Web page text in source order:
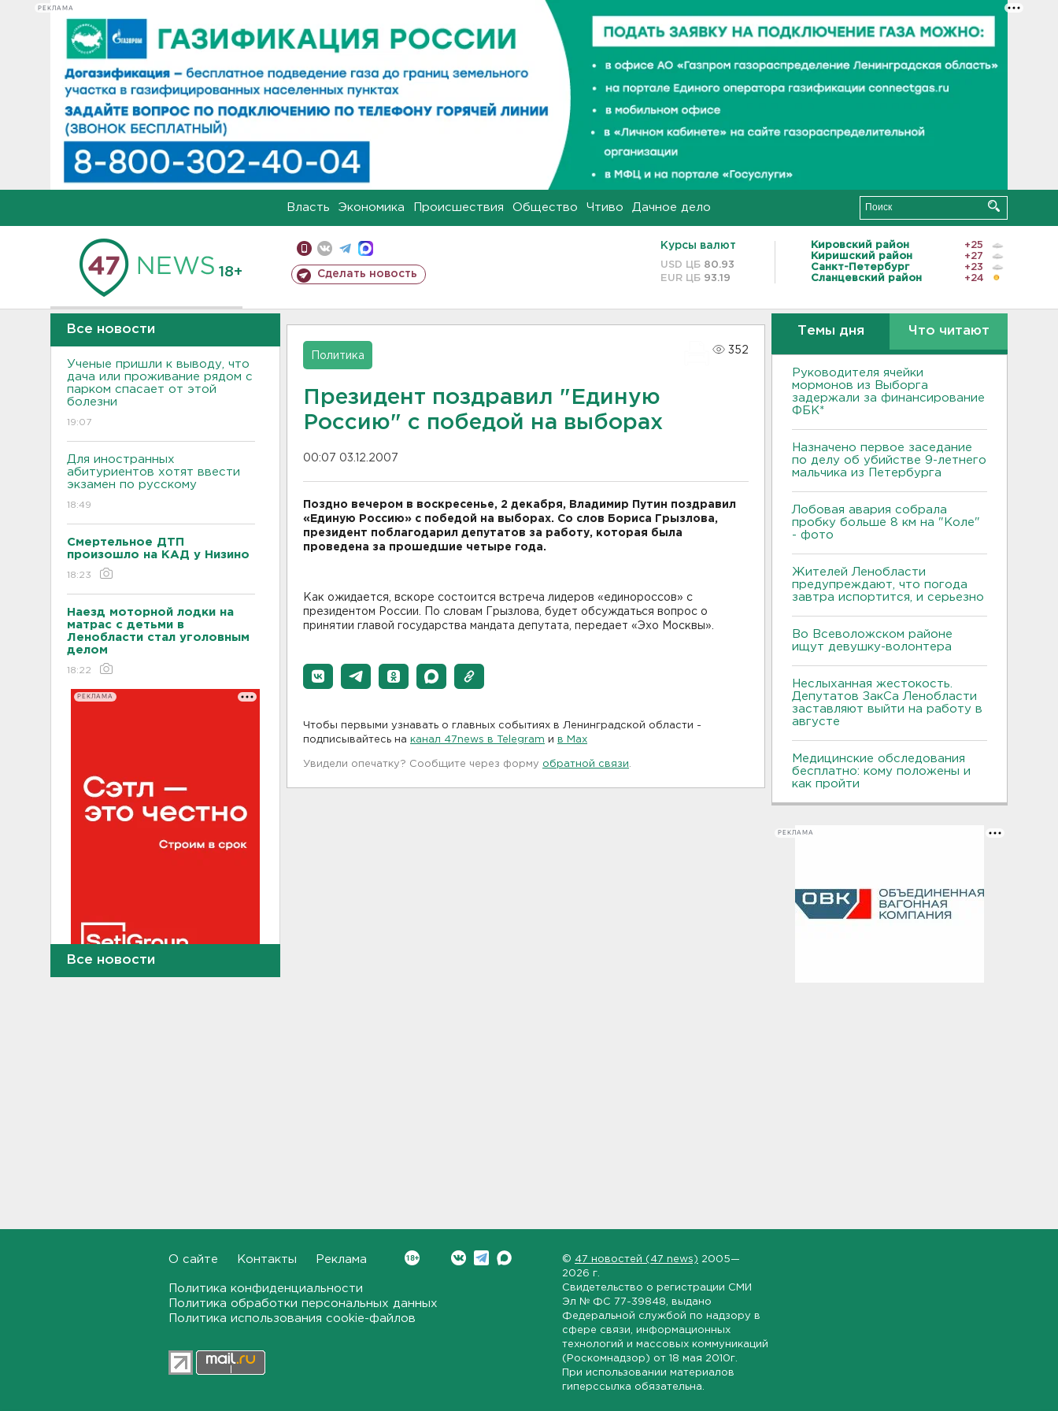
РЕКЛАМА
Власть Экономика Происшествия Общество Чтиво Дачное дело
18+ Сделать новость
Курсы валют
USD ЦБ 80.93
EUR ЦБ 93.19
Кировский район
+25
Киришский район
+27
Санкт-Петербург
+23
Сланцевский район
+24
Все новости
Ученые пришли к выводу, что
дача или проживание рядом с
парком спасает от этой
болезни
19:07
Для иностранных
абитуриентов хотят ввести
экзамен по русскому
18:49
Смертельное ДТП
произошло на КАД у Низино
18:23
Наезд моторной лодки на
матрас с детьми в
Ленобласти стал уголовным
делом
18:22
РЕКЛАМА
Руководителя ячейки
мормонов из Выборга
Все новости
Политика
352
Президент поздравил "Единую
Россию" с победой на выборах
00:07 03.12.2007
Поздно вечером в воскресенье, 2 декабря, Владимир Путин поздравил
«Единую Россию» с победой на выборах. Со слов Бориса Грызлова,
президент поблагодарил депутатов за работу, которая была
проведена за прошедшие четыре года.
Как ожидается, вскоре состоится встреча лидеров «единороссов» с
президентом России. По словам Грызлова, будет обсуждаться вопрос о
принятии главой государства мандата депутата, передает «Эхо Москвы».
Чтобы первыми узнавать о главных событиях в Ленинградской области -
подписывайтесь на канал 47news в Telegram и в Maх
Увидели опечатку? Сообщите через форму обратной связи
Темы дня Что читают
Руководителя ячейки
мормонов из Выборга
задержали за финансирование
ФБК*
Назначено первое заседание
по делу об убийстве 9-летнего
мальчика из Петербурга
Лобовая авария собрала
пробку больше 8 км на "Коле"
- фото
Жителей Ленобласти
предупреждают, что погода
завтра испортится, и серьезно
Во Всеволожском районе
ищут девушку-волонтера
Неслыханная жестокость.
Депутатов ЗакСа Ленобласти
заставляют выйти на работу в
августе
Медицинские обследования
бесплатно: кому положены и
как пройти
РЕКЛАМА
О сайте Контакты Реклама
Политика конфиденциальности
Политика обработки персональных данных
Политика использования cookie-файлов
© 47 новостей (47 news) 2005—
2026 г.
Свидетельство о регистрации СМИ
Эл № ФС 77-39848 , выдано
Федеральной службой по надзору в
сфере связи, информационных
технологий и массовых коммуникаций
(Роскомнадзор) от 18 мая 2010г.
При использовании материалов
гиперссылка обязательна.